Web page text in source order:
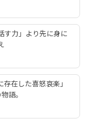
す力」より先に身に
在した喜怒哀楽」
語。